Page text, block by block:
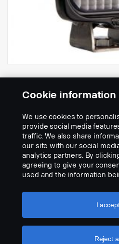
ADR认证。
Part Description:
Vision X Value Line Square，2200
铝制外壳。聚碳酸酯灯罩。DT连接器
级Cispr 25 等级3。多电压9-32 V。
高131 mm x 宽110 mm x 直径60 mm。
Cookie information
We use cookies to
provide social media
traffic. We also share
our site with our social
analytics partners. By
agreeing to give your
used and the information
settings” and selecting the
accept. For a more detailed
Reject
I